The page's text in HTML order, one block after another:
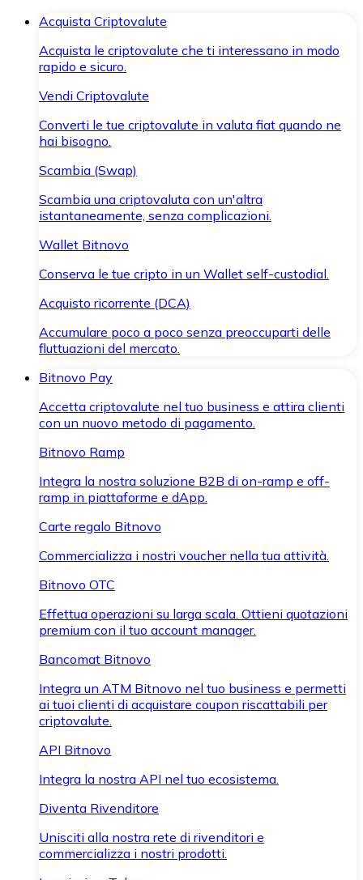
Acquista Criptovalute
Acquista le criptovalute che ti interessano in modo
rapido e sicuro.
Vendi Criptovalute
Converti le tue criptovalute in valuta fiat quando ne
hai bisogno.
Scambia (Swap)
Scambia una criptovaluta con un'altra
istantaneamente, senza complicazioni.
Wallet Bitnovo
Conserva le tue cripto in un Wallet self-custodial.
Acquisto ricorrente (DCA)
Accumulare poco a poco senza preoccuparti delle
fluttuazioni del mercato.
Bitnovo Pay
Accetta criptovalute nel tuo business e attira clienti
con un nuovo metodo di pagamento.
Bitnovo Ramp
Integra la nostra soluzione B2B di on-ramp e off-
ramp in piattaforme e dApp.
Carte regalo Bitnovo
Commercializza i nostri voucher nella tua attività.
Bitnovo OTC
Effettua operazioni su larga scala. Ottieni quotazioni
premium con il tuo account manager.
Bancomat Bitnovo
Integra un ATM Bitnovo nel tuo business e permetti
ai tuoi clienti di acquistare coupon riscattabili per
criptovalute.
API Bitnovo
Integra la nostra API nel tuo ecosistema.
Diventa Rivenditore
Unisciti alla nostra rete di rivenditori e
commercializza i nostri prodotti.